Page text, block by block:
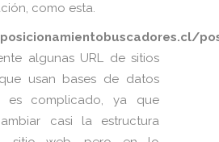
como esta.
algunas URL de sitios
usan bases de datos
es complicado, ya que
casi la estructura